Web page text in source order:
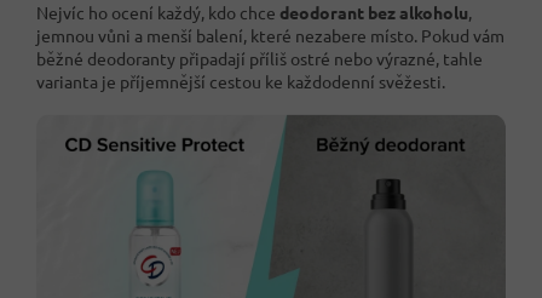
Nejvíc ho ocení každý, kdo chce deodorant bez alkoholu,
jemnou vůni a menší balení, které nezabere místo. Pokud vám
běžné deodoranty připadají příliš ostré nebo výrazné, tahle
varianta je příjemnější cestou ke každodenní svěžesti.